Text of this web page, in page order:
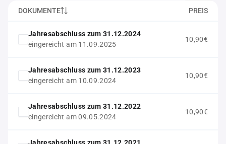
DOKUMENTE PREIS
Jahresabschluss zum 31.12.2024
eingereicht am 11.09.2025
10,90€
Jahresabschluss zum 31.12.2023
eingereicht am 10.09.2024
10,90€
Jahresabschluss zum 31.12.2022
eingereicht am 09.05.2024
10,90€